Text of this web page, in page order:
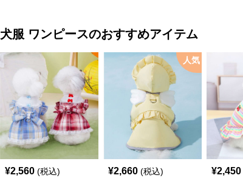
犬服 ワンピースのおすすめアイテム
¥2,560 (税込)
人気
¥2,660 (税込) ¥2,450